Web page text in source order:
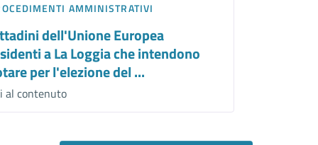
AMMINISTRATIVI
dell'Unione Europea
a La Loggia che intendono
per l'elezione del ...
al contenuto